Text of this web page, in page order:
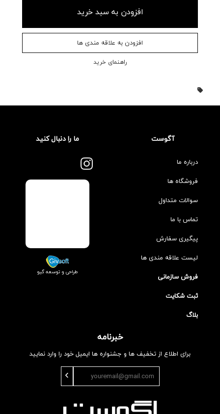
افزودن به سبد خرید
افزودن به علاقه مندی ها
راهنمای خرید
آگوست
درباره ما
فروشگاه ها
سوالات متداول
تماس با ما
پیگیری سفارش
لیست علاقه مندی ها
فروش سازمانی
ثبت شکایت
بلاگ
ما را دنبال کنید
طراحی و توسعه گیو
خبرنامه
برای اطلاع از تخفیف ها و جشنواره ها ایمیل خود را وارد نمایید